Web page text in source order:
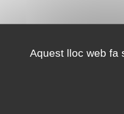
Aquest lloc web fa